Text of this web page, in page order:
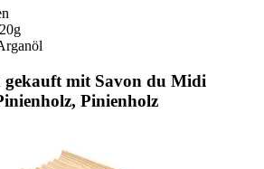
gekauft mit Savon du Midi
Pinienholz